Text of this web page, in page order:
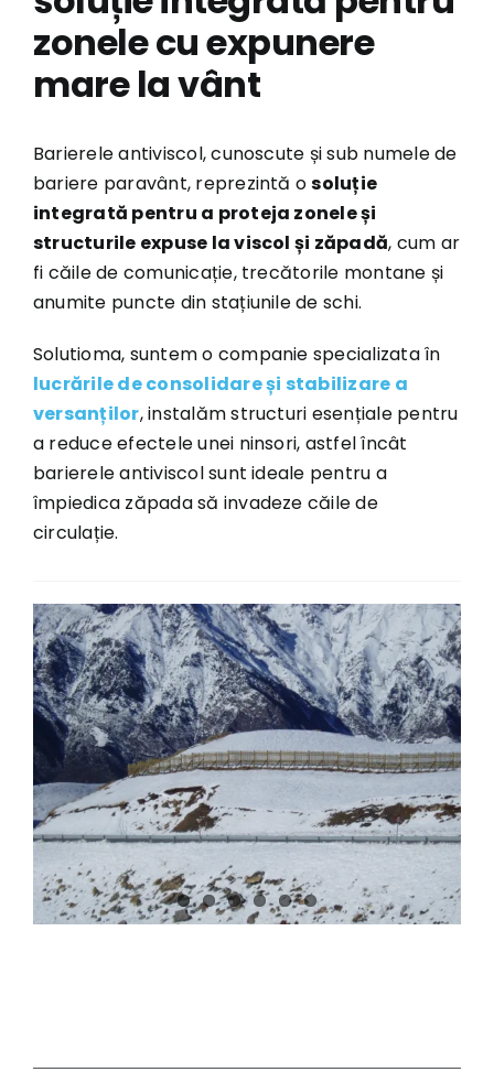
Lucrați cu noi
ROM
zonele cu expunere
mare la vânt
Barierele antiviscol, cunoscute și sub numele de
bariere paravânt, reprezintă osoluție
integrată pentru a proteja zonele și
structurile expuse la viscol și zăpadă, cum ar
fi căile de comunicație, trecătorile montane și
anumite puncte din stațiunile de schi.
Solutioma, suntem o companie specializata în
lucrările de consolidare și stabilizare a
versanților, instalăm structuri esențiale pentru
a reduce efectele unei ninsori, astfel încât
barierele antiviscol sunt ideale pentru a
împiedica zăpada să invadeze căile de
circulație.